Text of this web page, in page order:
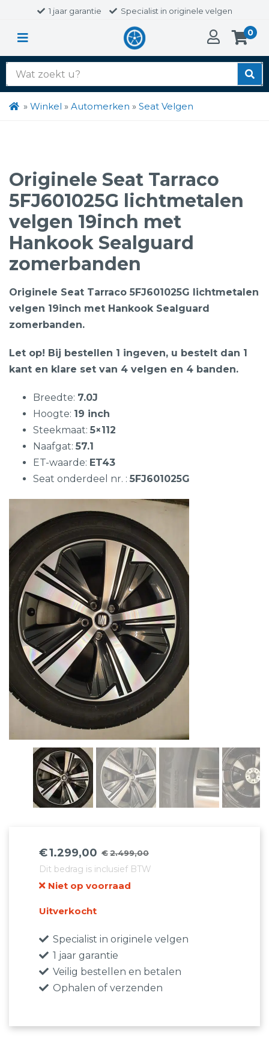
1 jaar garantie Specialist in originele velgen
0
Zoek
naar:
» Winkel » Automerken » Seat Velgen
Originele Seat Tarraco
5FJ601025G lichtmetalen
velgen 19inch met
Hankook Sealguard
zomerbanden
Originele Seat Tarraco 5FJ601025G lichtmetalen
velgen 19inch met Hankook Sealguard
zomerbanden.
Let op! Bij bestellen 1 ingeven, u bestelt dan 1
kant en klare set van 4 velgen en 4 banden.
Breedte: 7.0J
Hoogte: 19 inch
Steekmaat: 5×112
Naafgat: 57.1
ET-waarde: ET43
Seat onderdeel nr. : 5FJ601025G
€2.499,00
Oorspronkelijke
prijs
was:
€2.499,00.
€1.299,00
Huidige
prijs
is:
€1.299,00.
Dit bedrag is inclusief BTW
Niet op voorraad
Uitverkocht
Specialist in originele velgen
1 jaar garantie
Veilig bestellen en betalen
Ophalen of verzenden